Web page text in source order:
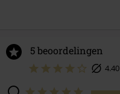
5 beoordelingen
4.40